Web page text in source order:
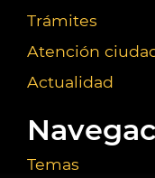
Trámites
Atención
Actualidad
Temas